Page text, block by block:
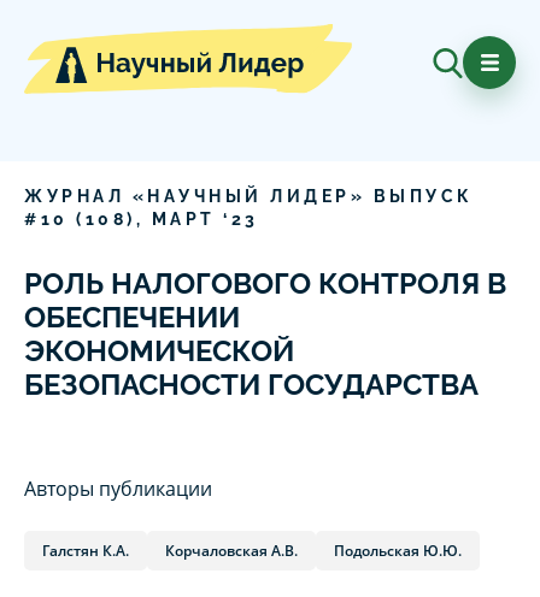
ЖУРНАЛ «НАУЧНЫЙ ЛИДЕР» ВЫПУСК
# 10 ( 108), МАРТ ‘ 23
РОЛЬ НАЛОГОВОГО КОНТРОЛЯ В
ОБЕСПЕЧЕНИИ
ЭКОНОМИЧЕСКОЙ
БЕЗОПАСНОСТИ ГОСУДАРСТВА
Авторы публикации
Галстян К.А. Корчаловская А.В. Подольская Ю.Ю.